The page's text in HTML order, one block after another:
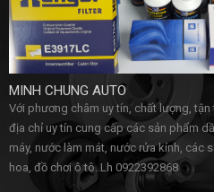
MINH CHUNG AUTO
Với phương châm uy tín, chất lượng,
địa chỉ uy tín cung cấp các sản phẩm
máy, nước làm mát, nước rửa kính, các
hoa, đồ chơi ô tô..Lh 0922392868